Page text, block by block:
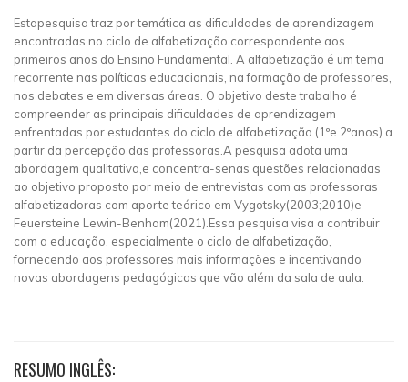
Estapesquisa traz por temática as dificuldades de aprendizagem
encontradas no ciclo de alfabetização correspondente aos
primeiros anos do Ensino Fundamental. A alfabetização é um tema
recorrente nas políticas educacionais, na formação de professores,
nos debates e em diversas áreas. O objetivo deste trabalho é
compreender as principais dificuldades de aprendizagem
enfrentadas por estudantes do ciclo de alfabetização (1ºe 2ºanos) a
partir da percepção das professoras.A pesquisa adota uma
abordagem qualitativa,e concentra-senas questões relacionadas
ao objetivo proposto por meio de entrevistas com as professoras
alfabetizadoras com aporte teórico em Vygotsky(2003;2010)e
Feuersteine Lewin-Benham(2021).Essa pesquisa visa a contribuir
com a educação, especialmente o ciclo de alfabetização,
fornecendo aos professores mais informações e incentivando
novas abordagens pedagógicas que vão além da sala de aula.
RESUMO INGLÊS: